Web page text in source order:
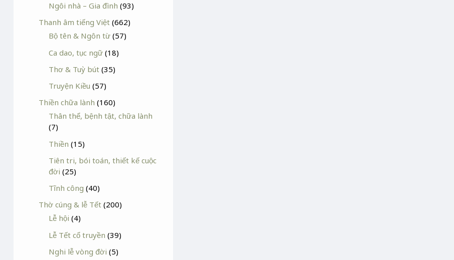
Ngôi nhà – Gia đình (93)
Thanh âm tiếng Việt (662)
Bộ tên & Ngôn từ (57)
Ca dao, tục ngữ (18)
Thơ & Tuỳ bút (35)
Truyện Kiều (57)
Thiền chữa lành (160)
Thân thể, bệnh tật, chữa lành
(7)
Thiền (15)
Tiên tri, bói toán, thiết kế cuộc
đời (25)
Tĩnh công (40)
Thờ cúng & lễ Tết (200)
Lễ hội (4)
Lễ Tết cổ truyền (39)
Nghi lễ vòng đời (5)